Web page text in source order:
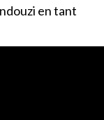
en tant